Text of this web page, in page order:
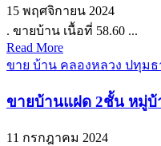
15 พฤศจิกายน 2024
. ขายบ้าน เนื้อที่ 58.60 ...
Read More
ขาย บ้าน คลองหลวง ปทุม
ขายบ้านแฝด 2ชั้น หมู่บ้
11 กรกฎาคม 2024